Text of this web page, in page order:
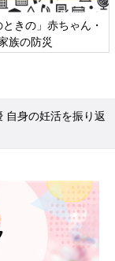
ときの」赤ちゃん・
族の防災
自身の妊活を振り返